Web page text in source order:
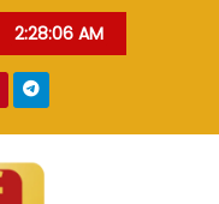
2:28:07 AM